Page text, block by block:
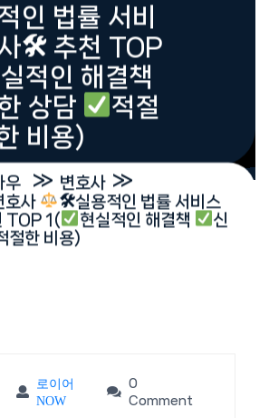
인 법률 서비
🛠 추천 TOP
적인 해결책
상담
적절
비용)
우 » 변호사 »
호사
🛠실용적인 법률 서비스
TOP 1(
현실적인 해결책
신
절한 비용)
로이어
NOW
로이
어
0
Comment